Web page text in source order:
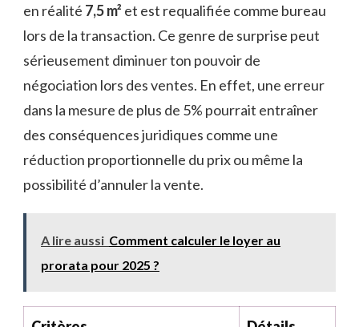
en réalité 7,5 m² et est requalifiée comme bureau
lors de la transaction. Ce genre de surprise peut
sérieusement diminuer ton pouvoir de
négociation lors des ventes. En effet, une erreur
dans la mesure de plus de 5% pourrait entraîner
des conséquences juridiques comme une
réduction proportionnelle du prix ou même la
possibilité d’annuler la vente.
A lire aussi Comment calculer le loyer au
prorata pour 2025 ?